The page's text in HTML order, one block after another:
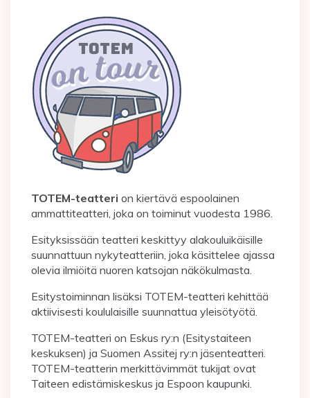
TOTEM-teatteri on kiertävä espoolainen
ammattiteatteri, joka on toiminut vuodesta 1986.
Esityksissään teatteri keskittyy alakouluikäisille
suunnattuun nykyteatteriin, joka käsittelee ajassa
olevia ilmiöitä nuoren katsojan näkökulmasta.
Esitystoiminnan lisäksi TOTEM-teatteri kehittää
aktiivisesti koululaisille suunnattua yleisötyötä.
TOTEM-teatteri on Eskus ry:n (Esitystaiteen
keskuksen) ja Suomen Assitej ry:n jäsenteatteri.
TOTEM-teatterin merkittävimmät tukijat ovat
Taiteen edistämiskeskus ja Espoon kaupunki.